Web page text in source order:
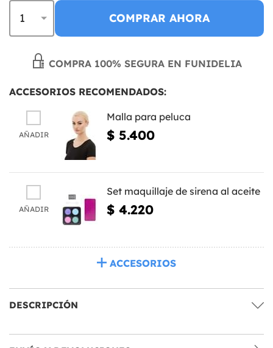
COMPRAR AHORA
COMPRA 100% SEGURA EN FUNIDELIA
ACCESORIOS RECOMENDADOS:
AÑADIR
Malla para peluca
$ 5.400
AÑADIR
Set maquillaje de sirena al aceite
$ 4.220
ACCESORIOS
DESCRIPCIÓN